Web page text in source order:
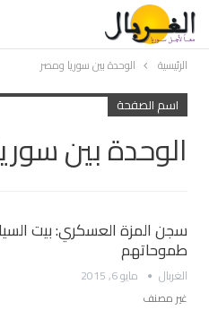
الرئيسية الوحدة بين سوريا ومصر
اسم الصفحة
الوحدة بين
سجن المزة العسكري: بيت
طموحاتهم
الغربال
مايو 6, 2015
غير مصنف